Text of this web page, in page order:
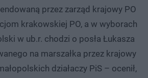
przez zarząd krajowy PO
krakowskiej PO, a w wyborach
w ub.r. chodzi o posła Łukasza
na marszałka przez krajowy
działaczy PiS – ocenił,